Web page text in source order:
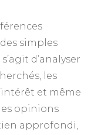
simples
d’analyser
les
et même
opinions
approfondi,